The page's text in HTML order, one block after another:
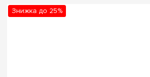
Знижка до 25%